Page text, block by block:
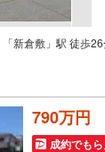
新倉敷」駅 徒歩
790万円
成約でも